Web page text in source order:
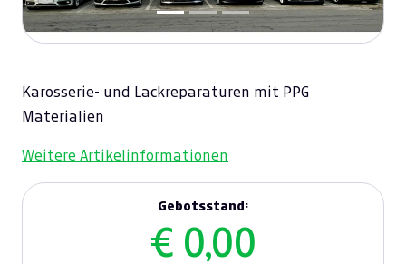
Karosserie- und Lackreparaturen mit PPG
Materialien
Weitere Artikelinformationen
Gebotsstand:
€ 0,00